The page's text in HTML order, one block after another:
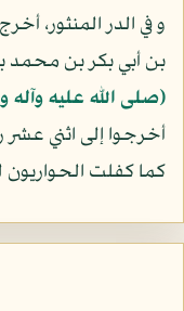
و في الدر المنثور،
بن أبي بكر بن محمد
(صلى الله عليه
أخرجوا إلى اثني
كما كفلت